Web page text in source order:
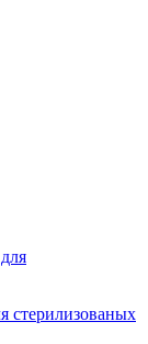
стерилизованых